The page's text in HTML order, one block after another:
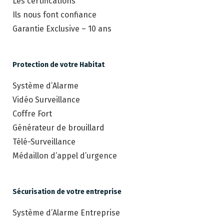
Ils nous font confiance
Garantie Exclusive – 10 ans
Protection de votre Habitat
Système d’Alarme
Vidéo Surveillance
Coffre Fort
Générateur de brouillard
Télé-Surveillance
Médaillon d’appel d’urgence
Sécurisation de votre entreprise
Système d’Alarme Entreprise